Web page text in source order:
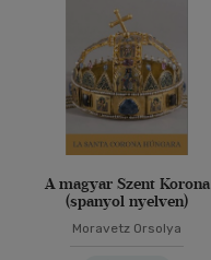
A magyar Szent Korona
(spanyol nyelven)
Moravetz Orsolya